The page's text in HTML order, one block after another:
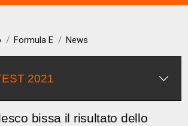
Formula E News
2021
bissa il risultato dello